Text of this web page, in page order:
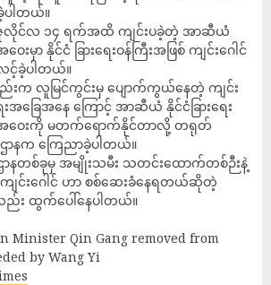
ပါတယ်။
ဇူလိုင်လ ၁၄ ရက်အထိ ကျင်းပခဲ့တဲ့ အာဆီယံ
မှာ နိုင်ငံ ခြားရေးဝန်ကြီးအဖြစ် ကျင်းဂေါင်
င့်ခဲ့ပါတယ်။
က လူမြင်ကွင်းမှ ပျောက်ကွယ်နေတဲ့ ကျင်း
းအခြေအနေ ကြောင့် အာဆီယံ နိုင်ငံခြားရေး
းအဝေးကို မတက်ရောက်နိုင်တာလို့ တရုတ်
းဌာနက ကြေညာခဲ့ပါတယ်။
နတစ်ခုမှ အမျိုးသမီး သတင်းထောက်တစ်ဉီးနဲ့
ျင်းဂေါင် ဟာ စစ်ဆေးခံနေရတယ်ဆိုတဲ့
ထွက်ပေါ်နေပါတယ်။
Minister Qin Gang removed from
by Wang Yi